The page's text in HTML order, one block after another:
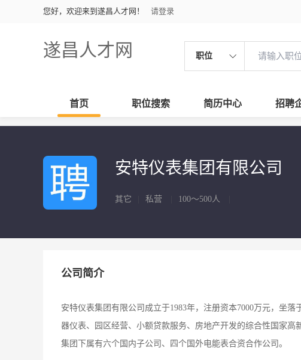
您好，欢迎来到遂昌人才网！ 请登录
遂昌人才网 职位
首页 职位搜索 简历中心 招聘
安特仪表集团有限公司
其它 私营 100～500人
公司简介
安特仪表集团有限公司成立于1983年，注册资本7000万元，坐
器仪表、园区经营、小额贷款服务、房地产开发的综合性国家
集团下属有六个国内子公司、四个国外电能表合资合作公司。